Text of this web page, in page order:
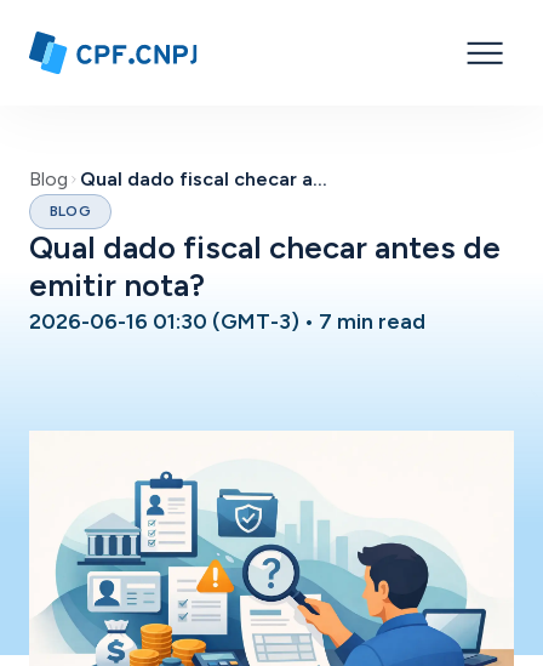
Blog Qual dado fiscal checar antes de emitir nota?
BLOG
Qual dado fiscal checar antes de
emitir nota?
2026-06-16 01:30 (GMT-3) • 7 min read